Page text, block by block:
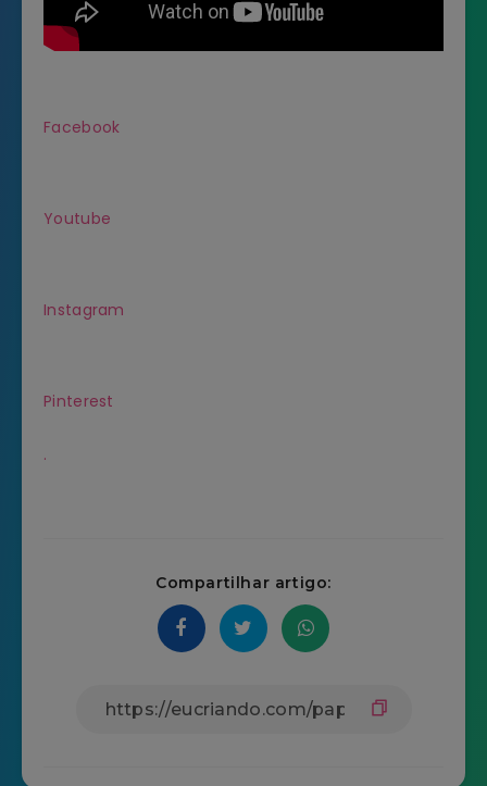
Facebook
Youtube
Instagram
Pinterest
.
Compartilhar artigo: